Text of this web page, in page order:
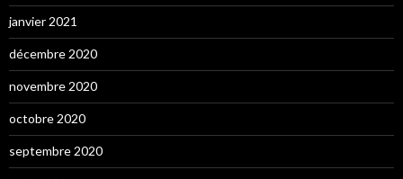
janvier 2021
décembre 2020
novembre 2020
octobre 2020
septembre 2020